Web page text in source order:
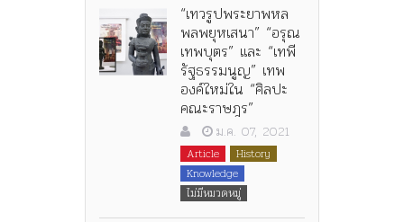
“เทวรูปพระยาพหล
พลพยุหเสนา” “อรุณ
เทพบุตร” และ “เทพี
รัฐธรรมนูญ” เทพ
องค์ใหม่ใน “ศิลปะ
คณะราษฎร”
ม.ค. 07, 2021
Article
History
Knowledge
ไม่มีหมวดหมู่